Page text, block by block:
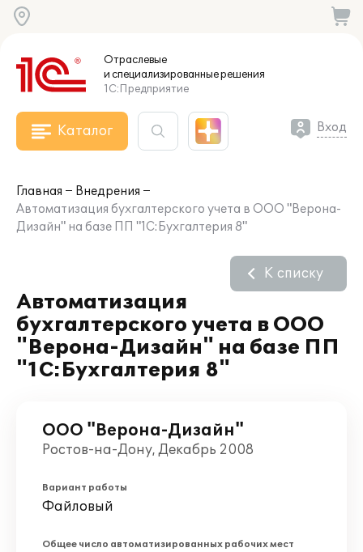
Отраслевые
и специализированныерешения
1С:Предприятие
Каталог Вход
Главная
Внедрения
Автоматизация бухгалтерского учета в ООО "Верона-
Дизайн" на базе ПП "1С:Бухгалтерия 8"
Автоматизация
бухгалтерского учета в ООО
"Верона-Дизайн" на базе ПП
"1С:Бухгалтерия 8"
К списку
ООО "Верона-Дизайн"
Ростов-на-Дону, Декабрь 2008
Вариант работы
Файловый
Общее число автоматизированных рабочих мест